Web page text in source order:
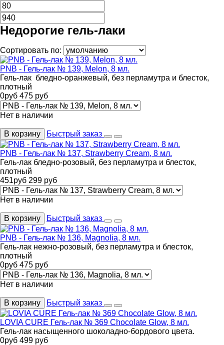
Недорогие гель-лаки
Сортировать по:
PNB - Гель-лак № 139, Melon, 8 мл.
Гель-лак бледно-оранжевый, без перламутра и блесток,
плотный
0руб 475 руб
Нет в наличии
В корзину Быстрый заказ
PNB - Гель-лак № 137, Strawberry Cream, 8 мл.
Гель-лак бледно-розовый, без перламутра и блесток,
плотный
451руб 299 руб
Нет в наличии
В корзину Быстрый заказ
PNB - Гель-лак № 136, Magnolia, 8 мл.
Гель-лак нежно-розовый, без перламутра и блесток,
плотный
0руб 475 руб
Нет в наличии
В корзину Быстрый заказ
LOVIA CURE Гель-лак № 369 Chocolate Glow, 8 мл.
Гель-лак насыщенного шоколадно-бордового цвета.
0руб 499 руб